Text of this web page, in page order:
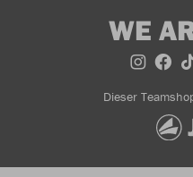
WE
Dieser